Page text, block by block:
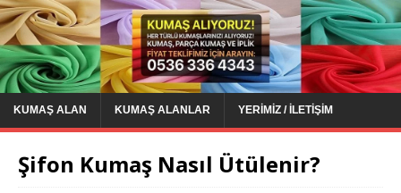
KUMAŞ ALAN KUMAŞ ALANLAR YERIMIZ / İLETIŞIM
Şifon Kumaş Nasıl Ütülenir?